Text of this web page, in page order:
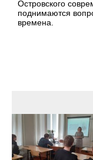
Островского
поднимаются
времена.